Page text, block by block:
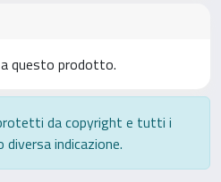
questo prodotto.
da copyright e tutti i
indicazione.